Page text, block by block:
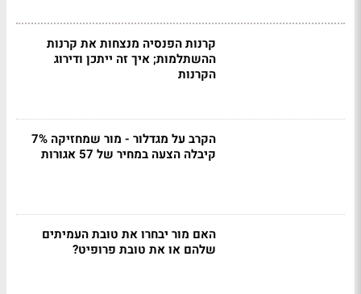
קרנות הפנסיה מנצחות את קרנות
ההשתלמות; איך זה ייתכן ודירוג
הקרנות
הקרב על מגדלור - מור שמחזיקה 7%
קיבלה הצעה במחיר של 57 אגורות
האם מור יבחרו את טובת העמיתים
שלהם או את טובת פרופיט?